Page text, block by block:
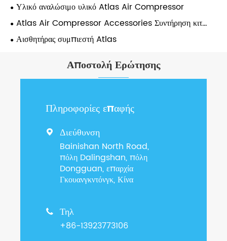
Υλικό αναλώσιμο υλικό Atlas Air Compressor
Atlas Air Compressor Accessories Συντήρηση κιτ
συντήρησης
Αισθητήρας συμπιεστή Atlas
Αποστολή Ερώτησης
Πληροφορίες επαφής
 Διεύθυνση
Bainishan North Road,
πόλη Dalingshan, πόλη
Dongguan, επαρχία
Γκουανγκντόνγκ, Κίνα
 Τηλ
+86-13923773106